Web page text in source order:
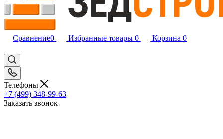
Сравнение0 Избранные товары 0 Корзина 0
Телефоны
+7 (499) 348-99-63
Заказать звонок